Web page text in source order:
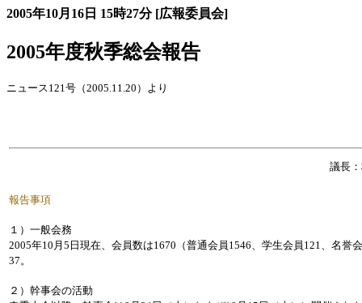
2005年10月16日 15時27分 [広報委員会]
2005年度秋季総会報告
ニュース121号（2005.11.20）より
議長
報告事項
１）一般会務
2005年10月5日現在、会員数は1670（普通会員1546、学生会員121、名誉
37。
２）幹事会の活動